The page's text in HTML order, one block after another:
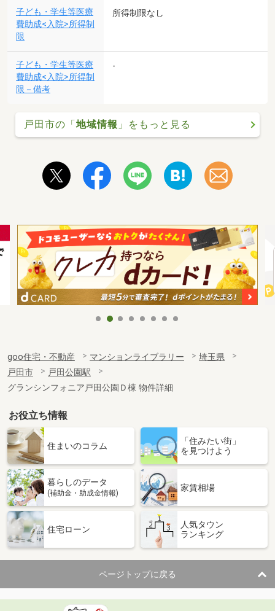
子ども・学生等医療
費助成<入院>所得制
限
所得制限なし
子ども・学生等医療
費助成<入院>所得制
限－備考
-
戸田市の「地域情報 」をもっと見る
goo住宅・不動産 マンションライブラリー
埼玉県
戸田市
戸田公園駅
グランシンフォニア戸田公園Ｄ棟 物件詳細
お役立ち情報
住まいのコラム
「住みたい街」
を見つけよう
暮らしのデータ
(補助金・助成金情報)
家賃相場
住宅ローン
人気タウン
ランキング
ページトップに戻る